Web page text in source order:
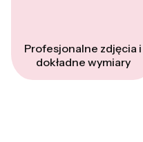
Profesjonalne zdjęcia i
dokładne wymiary